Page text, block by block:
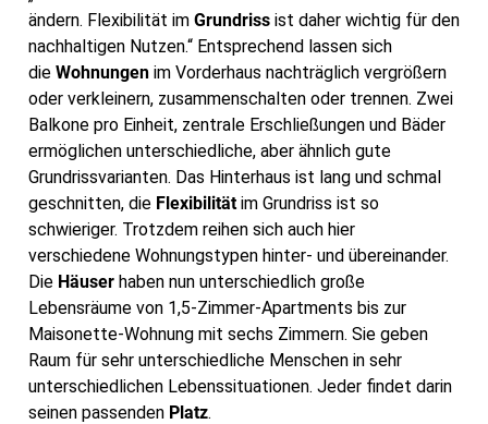
ändern. Flexibilität im Grundriss ist daher wichtig für den
nachhaltigen Nutzen.“ Entsprechend lassen sich
die Wohnungen im Vorderhaus nachträglich vergrößern
oder verkleinern, zusammenschalten oder trennen. Zwei
Balkone pro Einheit, zentrale Erschließungen und Bäder
ermöglichen unterschiedliche, aber ähnlich gute
Grundrissvarianten. Das Hinterhaus ist lang und schmal
geschnitten, die Flexibilitätim Grundriss ist so
schwieriger. Trotzdem reihen sich auch hier
verschiedene Wohnungstypen hinter- und übereinander.
Die Häuser haben nun unterschiedlich große
Lebensräume von 1,5-Zimmer-Apartments bis zur
Maisonette-Wohnung mit sechs Zimmern. Sie geben
Raum für sehr unterschiedliche Menschen in sehr
unterschiedlichen Lebenssituationen. Jeder findet darin
seinen passenden Platz.